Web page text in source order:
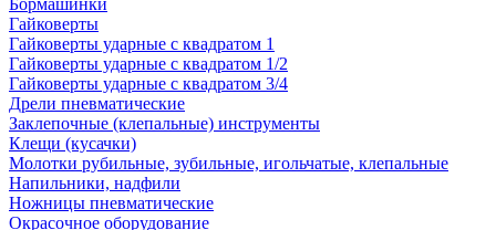
Бормашинки
Гайковерты
Гайковерты ударные с квадратом 1
Гайковерты ударные с квадратом 1/2
Гайковерты ударные с квадратом 3/4
Дрели пневматические
Заклепочные (клепальные) инструменты
Клещи (кусачки)
Молотки рубильные, зубильные, игольчатые, клепальные
Напильники, надфили
Ножницы пневматические
Окрасочное оборудование